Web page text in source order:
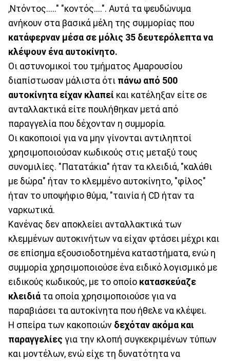
,Ντόντος....." "κοντός....". Αυτά τα ψευδώνυμα
ανήκουν στα βασικά μέλη της συμμορίας που
κατάφερναν μέσα σε μόλις 35 δευτερόλεπτα να
κλέψουν ένα αυτοκίνητο.
Οι αστυνομικοί του τμήματος Αμαρουσίου
διαπίστωσαν μάλιστα ότι πάνω από 500
αυτοκίνητα είχαν κλαπεί και κατέληξαν είτε σε
ανταλλακτικά είτε πουλήθηκαν μετά από
παραγγελία που δέχονταν η συμμορία.
Οι κακοποιοί για να μην γίνονται αντιληπτοί
χρησιμοποιούσαν κωδικούς στις μεταξύ τους
συνομιλίες. "Πατατάκια" ήταν τα κλειδιά, "καλάθι
με δώρα" ήταν το κλεμμένο αυτοκίνητο, "φίλος"
ήταν το υποψήφιο θύμα, "ταινία ή CD ήταν τα
ναρκωτικά.
Κανένας δεν αποκλείει ανταλλακτικά των
κλεμμένων αυτοκινήτων να είχαν φτάσει μέχρι και
σε επίσημα εξουσιοδοτημένα καταστήματα, ενώ η
συμμορία χρησιμοποιούσε ένα ειδικό λογισμικό με
ειδικούς κωδικούς, με το οποίο κατασκεύαζε
κλειδιά τα οποία χρησιμοποιούσε για να
παραβιάσει τα αυτοκίνητα που ήθελε να κλέψει.
Η σπείρα των κακοποιών δεχόταν ακόμα και
παραγγελίες για την κλοπή συγκεκριμένων τύπων
και μοντέλων, ενώ είχε τη δυνατότητα να